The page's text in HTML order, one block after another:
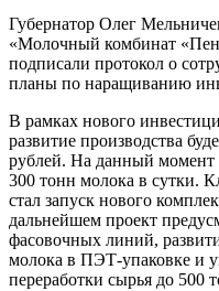
Губернатор Олег
«Молочный комбинат
подписали протокол о
планы по наращиванию
В рамках нового
развитие производства
рублей. На данный момент
300 тонн молока в сутки.
стал запуск нового
дальнейшем проект
фасовочных линий,
молока в ПЭТ-упаковке и
переработки сырья до 500